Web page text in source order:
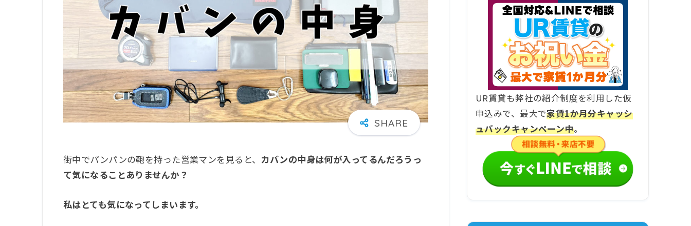
街中でパンパンの鞄を持った営業マンを見ると、 カバンの中身は何が入ってるんだろうっ
て気になることありませんか？
私はとても気になってしまいます。
UR賃貸も弊社の紹介制度を利用した仮
申込みで、最大で家賃1か月分キャッシ
ュバックキャンペーン中。